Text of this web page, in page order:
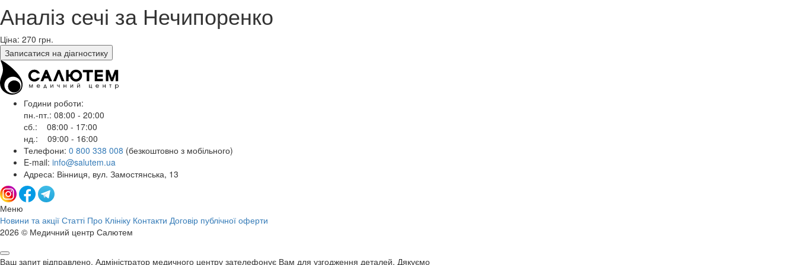
Аналіз сечі за Нечипоренко
Ціна: 270 грн.
Записатися на діагностику
Години роботи:
пн.-пт.: 08:00 - 20:00
сб.: 08:00 - 17:00
нд.: 09:00 - 16:00
Телефони: 0 800 338 008 (безкоштовно з мобільного)
E-mail: info@salutem.ua
Адреса: Вінниця, вул. Замостянська, 13
Меню
Новини та акції Статті Про Клініку Контакти Договір публічної оферти
2026 © Медичний центр Салютем
Ваш запит відправлено. Адміністратор медичного центру зателефонує Вам для узгодження деталей. Дякуємо